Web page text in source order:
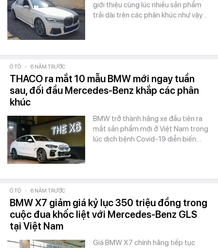
giới thiệu cùng lúc nhiều sản phẩm
trải dài trên các phân khúc như vậy…
Ô TÔ - 6 NĂM TRƯỚC
THACO ra mắt 10 mẫu BMW mới ngay tuần
sau, đối đầu Mercedes-Benz khắp các phân
khúc
BMW trở thành hãng xe đầu tiên ra
mắt sản phẩm mới ở Việt Nam trong
lúc dịch bệnh Covid-19 diễn biến…
Ô TÔ - 6 NĂM TRƯỚC
BMW X7 giảm giá kỷ lục 350 triệu đồng trong
cuộc đua khốc liệt với Mercedes-Benz GLS
tại Việt Nam
Giá BMW X7 chính hãng tiếp tục